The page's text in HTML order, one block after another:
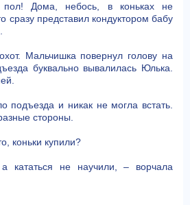
Дома, небось, в коньках не
сразу представил кондуктором бабу
Мальчишка повернул голову на
буквально вывалилась Юлька.
подъезда и никак не могла встать.
стороны.
коньки купили?
кататься не научили, – ворчала